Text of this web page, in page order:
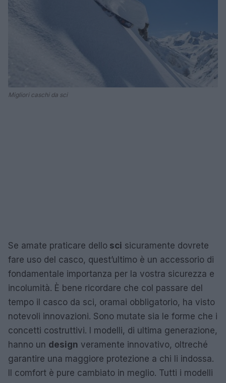
Migliori caschi da sci
Se amate praticare dello sci sicuramente dovrete
fare uso del casco, quest’ultimo è un accessorio di
fondamentale importanza per la vostra sicurezza e
incolumità. È bene ricordare che col passare del
tempo il casco da sci, oramai obbligatorio, ha visto
notevoli innovazioni. Sono mutate sia le forme che i
concetti costruttivi. I modelli, di ultima generazione,
hanno un design veramente innovativo, oltreché
garantire una maggiore protezione a chi li indossa.
Il comfort è pure cambiato in meglio. Tutti i modelli